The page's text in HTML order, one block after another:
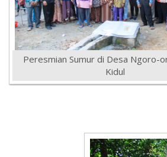
Peresmian Sumur di Desa Ngoro-
Kidul